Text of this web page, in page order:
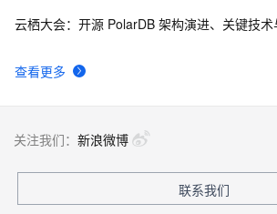
查看更多
云栖大会：开源 PolarDB 架构演进、关键技
关注我们： 新浪微博
联系我们